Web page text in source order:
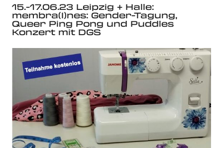
15.-17.06.23 Leipzig + Halle:
membra(I)nes: Gender-Tagung,
Queer Ping Pong und Puddles
Konzert mit DGS